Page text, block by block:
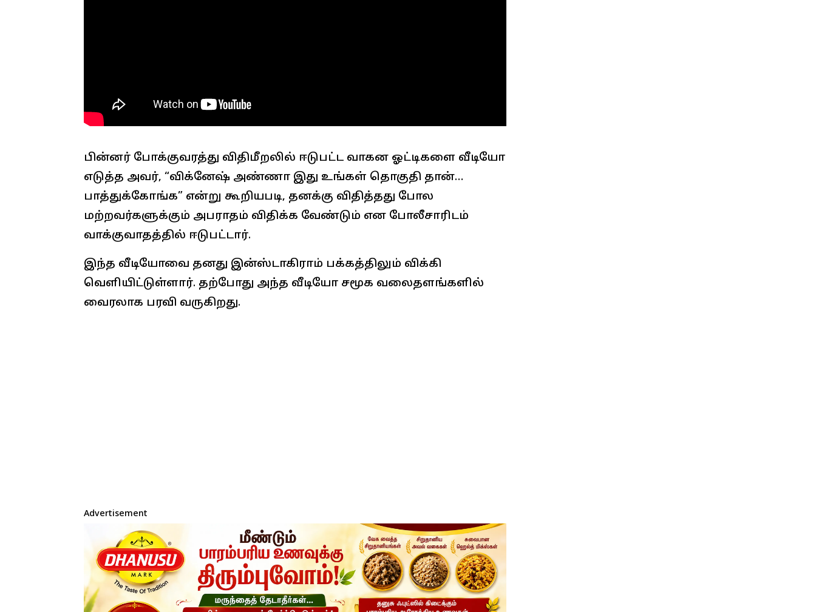
பின்னர் போக்குவரத்து விதிமீறலில் ஈடுபட்ட வாகன ஓட்டிகளை வீடியோ
எடுத்த அவர், “விக்னேஷ் அண்ணா இது உங்கள் தொகுதி தான்…
பாத்துக்கோங்க” என்று கூறியபடி, தனக்கு விதித்தது போல
மற்றவர்களுக்கும் அபராதம் விதிக்க வேண்டும் என போலீசாரிடம்
வாக்குவாதத்தில் ஈடுபட்டார்.
இந்த வீடியோவை தனது இன்ஸ்டாகிராம் பக்கத்திலும் விக்கி
வெளியிட்டுள்ளார். தற்போது அந்த வீடியோ சமூக வலைதளங்களில்
வைரலாக பரவி வருகிறது.
Advertisement